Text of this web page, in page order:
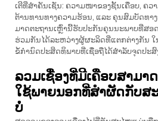
ເຕີທີ່ສຳຄັນເຊັ່ນ: ຄວາມໜາຂອງຊັ້ນເຄືອບ, ຄວ
ຕ້ານທານທາງຄວາມຮ້ອນ, ແລະ ຄຸນສົມບັດທາ
ມາດຕະຖານເຫຼົ່ານີ້ຮັບປະກັນຄຸນນະພາບທີ່ສອ
ຮ່ວມກັນໄດ້ລະຫວ່າງຜູ້ຜະລິດທີ່ແຕກຕ່າງກັນ
ຂໍ້ກຳນົດປະສິດທິພາບທີ່ເຊື່ອຖືໄດ້ສຳລັບຈຸດປະ
ລວມເຊື່ອງທີ່ມີເຄືອບສາມາ
ໃຊ້ພາຍນອກທີ່ສຳຜັດກັບສ
ບໍ່